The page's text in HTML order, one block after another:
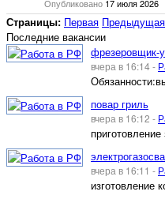
Опубликовано 17 июля 2026
Страницы: Первая Предыдущая
Последние вакансии
фрезеровщик-
вчера в 16:14 -
повар гриль
вчера в 16:12 -
вчера в 16:11 -
изготовление